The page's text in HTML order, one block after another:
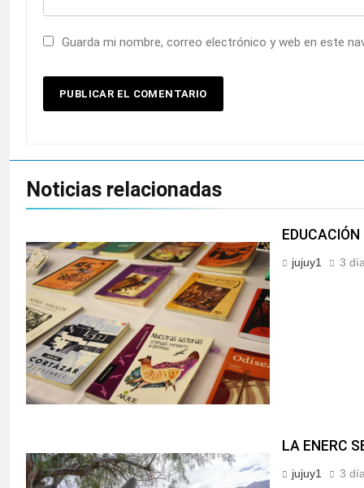
Guarda mi nombre, correo electrónico y web en este
Noticias relacionadas
jujuy1 3
LA ENERC
jujuy1 3